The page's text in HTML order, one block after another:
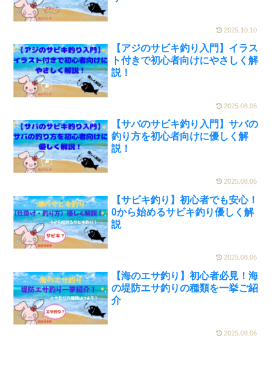
2025.10.10
【アジのサビキ釣り入門】イラス
ト付きで初心者向けにやさしく解
説！
2025.08.06
【サバのサビキ釣り入門】サバの
釣り方を初心者向けに優しく解
説！
2025.08.06
【サビキ釣り】初心者でも安心！
0から始めるサビキ釣り優しく解
説
2025.08.06
【海のエサ釣り】初心者必見！海
の堤防エサ釣りの種類を一挙ご紹
介
2025.08.06